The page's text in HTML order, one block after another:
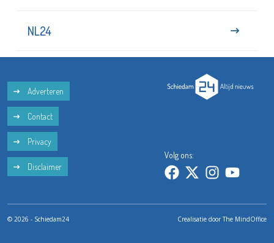
NL24
Adverteren
Contact
Privacy
Disclaimer
Volg ons:
© 2026 - Schiedam24 Crealisatie doorThe MindOffice